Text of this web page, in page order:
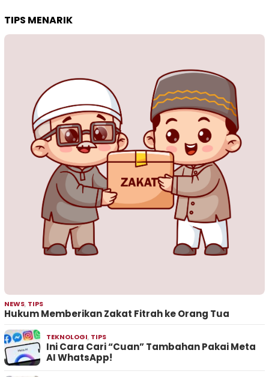
TIPS MENARIK
NEWS, TIPS
Hukum Memberikan Zakat Fitrah ke Orang Tua
TEKNOLOGI, TIPS
Ini Cara Cari “Cuan” Tambahan Pakai Meta
AI WhatsApp!